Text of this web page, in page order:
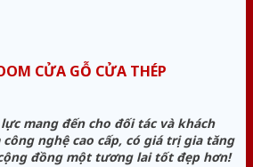
CỬA GỖ CỬA THÉP
lực mang đến cho đối tác và khách
nghệ cao cấp, có giá trị gia tăng
đồng một tương lai tốt đẹp hơn!